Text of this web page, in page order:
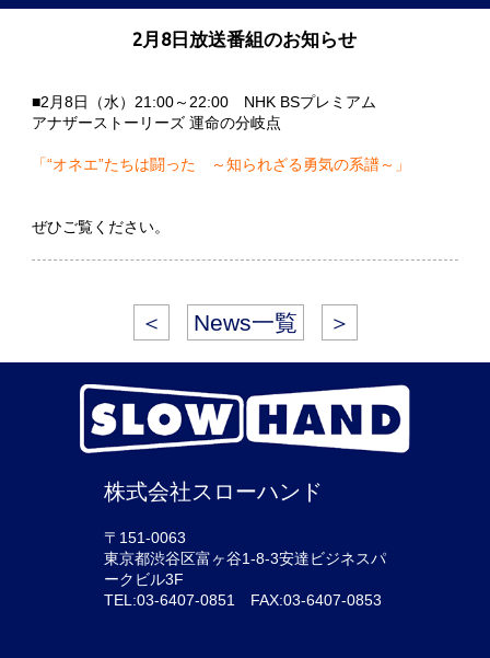
2月8日放送番組のお知らせ
■2月8日（水）21:00～22:00 NHK BSプレミアム
アナザーストーリーズ 運命の分岐点
「“オネエ”たちは闘った ～知られざる勇気の系譜～」
ぜひご覧ください。
＜ News一覧 ＞
株式会社スローハンド
〒151-0063
東京都渋谷区富ヶ谷1-8-3安達ビジネスパ
ークビル3F
TEL:03-6407-0851 FAX:03-6407-0853